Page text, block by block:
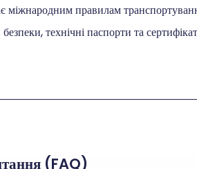
міжнародним правилам
технічні паспорти та
(FAQ)